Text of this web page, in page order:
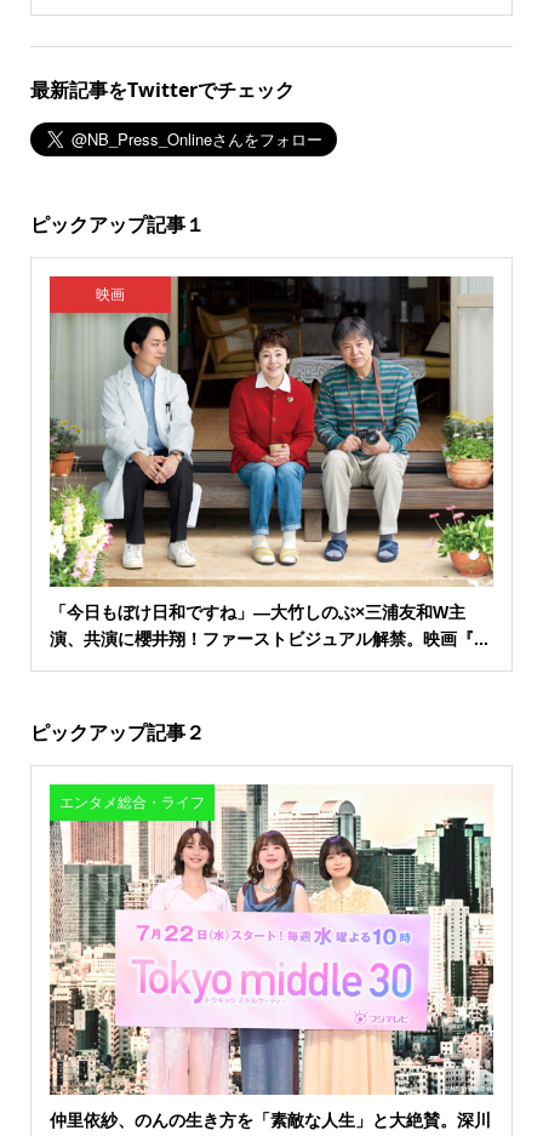
最新記事をTwitterでチェック
ピックアップ記事１
映画
「今日もぼけ日和ですね」―大竹しのぶ×三浦友和W主
演、共演に櫻井翔！ファーストビジュアル解禁。映画『...
ピックアップ記事２
エンタメ総合・ライフ
仲里依紗、のんの生き方を「素敵な人生」と大絶賛。深川